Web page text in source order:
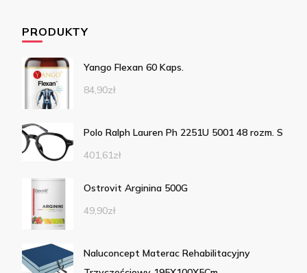
PRODUKTY
Yango Flexan 60 Kaps.
84,90zł
Polo Ralph Lauren Ph 2251U 5001 48 rozm. S
401,61zł
Ostrovit Arginina 500G
49,90zł
Naluconcept Materac Rehabilitacyjny